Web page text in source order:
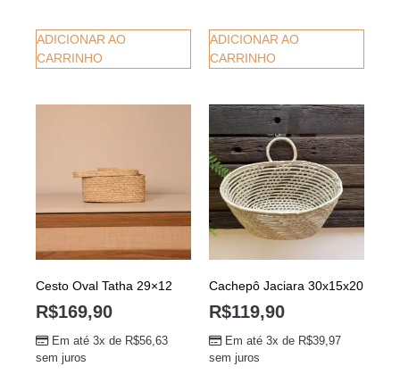
ADICIONAR AO
CARRINHO
ADICIONAR AO
CARRINHO
Cesto Oval Tatha 29×12
R$169,90
Em até 3x de R$56,63
sem juros
Cachepô Jaciara 30x15x20
R$119,90
Em até 3x de R$39,97
sem juros